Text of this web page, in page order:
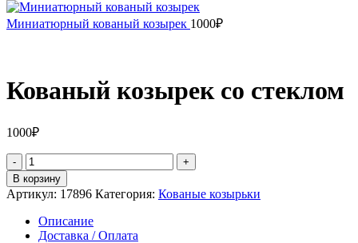
Миниатюрный кованый козырек 1000₽
Кованый козырек со стеклом
1000₽
Количество
товара
Кованый
козырек
со
стеклом
В корзину
Артикул: 17896 Категория: Кованые козырьки
Описание
Доставка / Оплата